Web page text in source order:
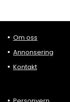
Om oss
Annonsering
Kontakt